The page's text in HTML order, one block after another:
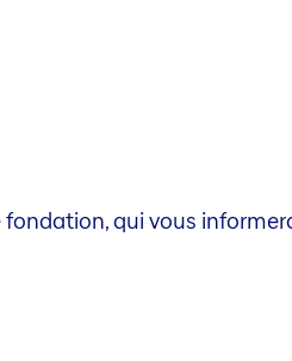
qui vous